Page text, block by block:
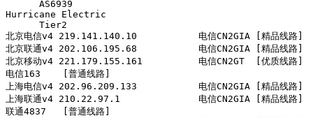
Hurricane Electric
北京电信v4 219.141.140.10           电信CN2GIA [精品线路]
北京联通v4 202.106.195.68           电信CN2GIA [精品线路]
北京移动v4 221.179.155.161          电信CN2GT  [优质线路]
电信163    [普通线路]
上海电信v4 202.96.209.133           电信CN2GIA [精品线路]
上海联通v4 210.22.97.1              电信CN2GIA [精品线路]
联通4837   [普通线路]